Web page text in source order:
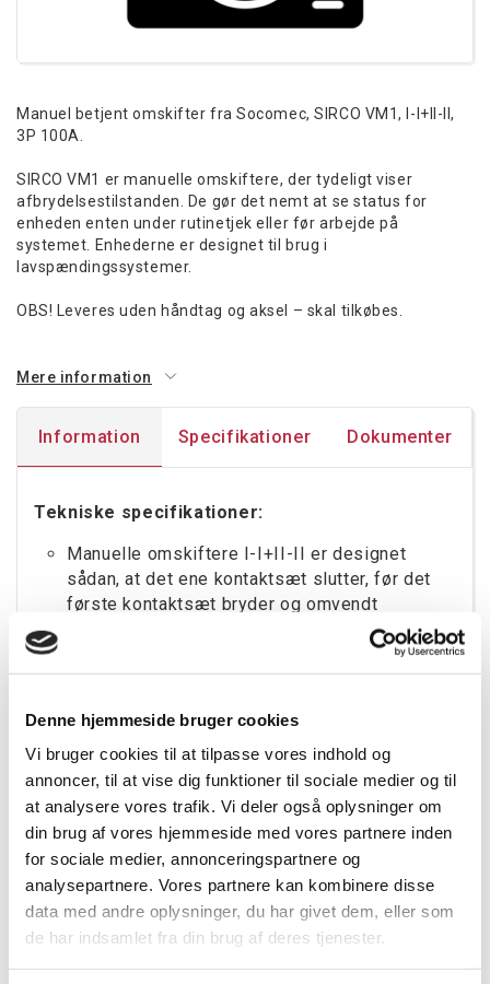
Denne hjemmeside bruger cookies
Vi bruger cookies til at tilpasse vores indhold og
annoncer, til at vise dig funktioner til sociale medier og til
at analysere vores trafik. Vi deler også oplysninger om
din brug af vores hjemmeside med vores partnere inden
for sociale medier, annonceringspartnere og
analysepartnere. Vores partnere kan kombinere disse
data med andre oplysninger, du har givet dem, eller som
de har indsamlet fra din brug af deres tjenester.
Manuel betjent omskifter fra Socomec, SIRCO VM1, I-I+II-II,
3P 100A.
SIRCO VM1 er manuelle omskiftere, der tydeligt viser
afbrydelsestilstanden. De gør det nemt at se status for
enheden enten under rutinetjek eller før arbejde på
systemet. Enhederne er designet til brug i
lavspændingssystemer.
OBS! Leveres uden håndtag og aksel – skal tilkøbes.
Mere information
Information Specifikationer Dokumenter
Tekniske specifikationer:
Manuelle omskiftere I-I+II-II er designet
sådan, at det ene kontaktsæt slutter, før det
første kontaktsæt bryder og omvendt
Maks. nominel driftsspænding Ue AC [V]: 800
Mærkestrøm: 100A
Rammestørrelse: VM1
Overholdelse af standarder: IEC 60947-3
Tilbehør